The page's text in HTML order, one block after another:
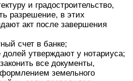
и градостроительство,
разрешение, в этих
акт после завершения
счет в банке;
долей утверждают у нотариуса;
все документы,
земельного